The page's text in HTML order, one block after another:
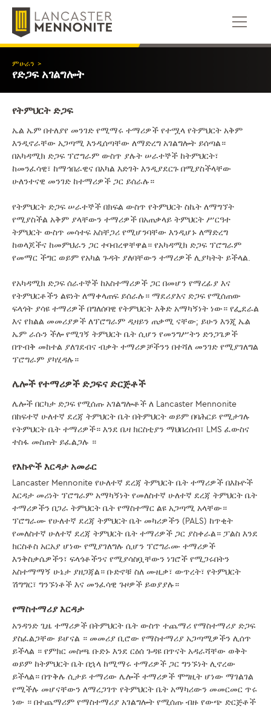
ይውሰዳሉ
ምሁራን >
የድጋፍ አገልግሎት
የትምህርት ድጋፍ
ኤል ኤም በተለያየ መንገድ የሚማሩ ተማሪዎች የተሟላ የትምህርት አቅም
እንዲኖራቸው አጋጣሚ እንዲሰጣቸው ለማድረግ አገልግሎት ይሰጣል።
በአካዳሚክ ድጋፍ ፕሮግራም ውስጥ ያሉት ሠራተኞች ከትምህርት፣
ከመንፈሳዊ፣ ከማኅበራዊና በአካል እድገት እንዲያደርጉ በሚያስችላቸው
ሁለንተናዊ መንገድ ከተማሪዎች ጋር ይሰራሉ።
የትምህርት ድጋፍ ሠራተኞች በክፍል ውስጥ የትምህርት ስኬት ለማግኘት
የሚያስችል አቅም ያላቸውን ተማሪዎች በአጠቃላይ ትምህርት ሥርዓተ
ትምህርት ውስጥ መሳተፍ አስቸጋሪ የሚሆንባቸው እንዲሆኑ ለማድረግ
ከወላጆችና ከመምህራን ጋር ተባብረዋቸዋል። የአካዳሚክ ድጋፍ ፕሮግራም
የመማር ችግር ወይም የአካል ጉዳት ያለባቸውን ተማሪዎች ሊያካትት ይችላል.
የአካዳሚክ ድጋፍ ሰራተኞች ከአስተማሪዎች ጋር በመሆን የማረፊያ እና
የትምህርቶችን ልዩነት ለማቀላጠፍ ይሰራሉ። ማደሪያእና ድጋፍ የሚሰጠው
ፍላጎት ያሳዩ ተማሪዎች በግለሰባዊ የትምህርት እቅድ አማካኝነት ነው። የፌደራል
እና የክልል መመሪያዎች ለፕሮግራም ዲዛይን ጠቃሚ ናቸው; ይሁን እንጂ ኤል
ኤም ራሱን ችሎ የሚገኝ ትምህርት ቤት ሲሆን የመንግሥትን ድንጋጌዎች
በጥብቅ መከተል ያለገደብና ብቃት ተማሪዎቻችንን በተሻለ መንገድ የሚያገለግል
ፕሮግራም ያካሂዳሉ።
ሌሎች የተማሪዎች ድጋፍና ድርጅቶች
ሌሎች በርካታ ድጋፍ የሚሰጡ አገልግሎቶች ለ Lancaster Mennonite
በከፍተኛ ሁለተኛ ደረጃ ትምህርት ቤት በትምህርት ወይም በባሕርይ የሚታገሉ
የትምህርት ቤት ተማሪዎች። እንደ ቤዛ ክርስቲያን ማህበረሰብ፣ LMS ፈውስና
ተስፋ መስጠት ይፈልጋሉ ።
የእኩዮች እርዳታ አመራር
Lancaster Mennonite የሁለተኛ ደረጃ ትምህርት ቤት ተማሪዎች በእኩዮች
እርዳታ መሪነት ፕሮግራም አማካኝነት የመለስተኛ ሁለተኛ ደረጃ ትምህርት ቤት
ተማሪዎችን በጋራ ትምህርት ቤት የማስተማር ልዩ አጋጣሚ አላቸው።
ፕሮግራሙ የሁለተኛ ደረጃ ትምህርት ቤት መካሪዎችን (PALS) ከጥቂት
የመለስተኛ ሁለተኛ ደረጃ ትምህርት ቤት ተማሪዎች ጋር ያስቀራል። ፓልስ እንደ
ክርስቶስ አርአያ ሆነው የሚያገለግሉ ሲሆን ፕሮግራሙ ተማሪዎች
እንቅስቃሴዎችን፣ ፍላጎቶችንና የሚያሳስቧቸውን ነገሮች የሚጋሩበትን
አስተማማኝ ሁኔታ ያዘጋጃል። ቡድኖቹ ስለ ሙዚቃ፣ ውጥረት፣ የትምህርት
ሽግግር፣ ግንኙነቶች እና መንፈሳዊ ጉዞዎች ይወያያሉ።
የማስተማሪያ እርዳታ
አንዳንድ ጊዜ ተማሪዎች በትምህርት ቤት ውስጥ ተጨማሪ የማስተማሪያ ድጋፍ
ያስፈልጋቸው ይሆናል ። መመሪያ ቢሮው የማስተማሪያ አጋጣሚዎችን ሊሰጥ
ይችላል ። የምክር መስጫ ቡድኑ እንደ ርዕሰ ጉዳዩ በጥናት አዳራሻቸው ወቅት
ወይም ከትምህርት ቤት በኋላ ከሚማሩ ተማሪዎች ጋር ግንኙነት ሊኖረው
ይችላል። በጥቅሉ ሲታይ ተማሪው ሌሎች ተማሪዎች ሞግዚት ሆነው ማገልገል
የሚችሉ መሆናቸውን ለማረጋገጥ የትምህርት ቤት አማካሪውን መመርመር ጥሩ
ነው ። በተጨማሪም የማስተማሪያ አገልግሎት የሚሰጡ ብዙ የውጭ ድርጅቶች